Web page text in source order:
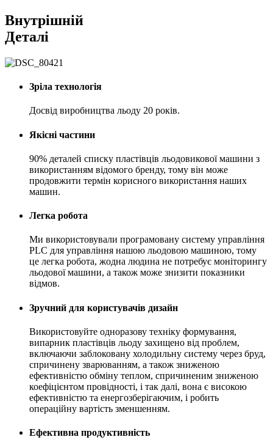
Внутрішній
Деталі
Зріла технологія
Досвід виробництва льоду 20 років.
Якісні частини
90% деталей списку пластівців льодовикової машини з
використанням відомого бренду, тому він може
продовжити термін корисного використання наших
машин.
Легка робота
Ми використовували програмовану систему управління
PLC для управління нашою льодовою машиною, тому
це легка робота, жодна людина не потребує моніторингу
льодової машини, а також може знизити показники
відмов.
Зручний для користувачів дизайн
Використовуйте одноразову техніку формування,
випарник пластівців льоду захищено від проблем,
включаючи заблоковану холодильну систему через бруд,
спричинену зварюванням, а також зниженою
ефективністю обміну теплом, спричиненим зниженою
коефіцієнтом провідності, і так далі, вона є високою
ефективністю та енергозберігаючим, і робить
операційну вартість зменшенням.
Ефективна продуктивність